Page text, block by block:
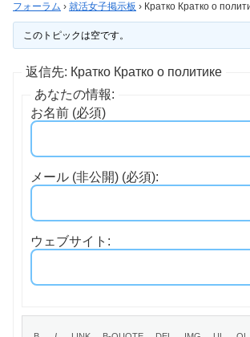
フォーラム › 就活女子掲示板 › Кратко Кратко о
このトピックは空です。
返信先: Кратко Кратко о политике
あなたの情報:
お名前 (必須)
メール (非公開) (必須):
ウェブサイト: